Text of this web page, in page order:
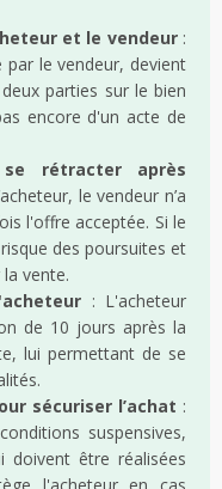
et le vendeur:
le vendeur, devient
parties sur le bien
encore d'un acte de
rétracter après
le vendeur n’a
l'offre acceptée. Si le
des poursuites et
vente.
: L'acheteur
de 10 jours après la
lui permettant de se
sécuriser l’achat :
suspensives,
doivent être réalisées